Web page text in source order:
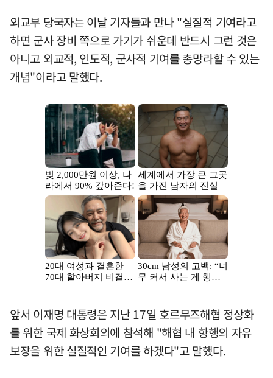
외교부 당국자는 이날 기자들과 만나 "실질적 기여라고
하면 군사 장비 쪽으로 가기가 쉬운데 반드시 그런 것은
아니고 외교적, 인도적, 군사적 기여를 총망라할 수 있는
개념"이라고 말했다.
앞서 이재명 대통령은 지난 17일 호르무즈해협 정상화
를 위한 국제 화상회의에 참석해 "해협 내 항행의 자유
보장을 위한 실질적인 기여를 하겠다"고 말했다.